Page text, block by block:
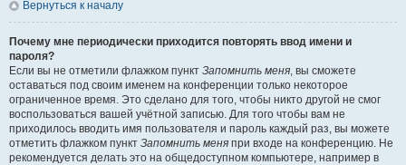
Вернуться к началу
Почему мне периодически приходится повторять ввод имени и
пароля?
Если вы не отметили флажком пункт Запомнить меня, вы сможете
оставаться под своим именем на конференции только некоторое
ограниченное время. Это сделано для того, чтобы никто другой не смог
воспользоваться вашей учётной записью. Для того чтобы вам не
приходилось вводить имя пользователя и пароль каждый раз, вы можете
отметить флажком пункт Запомнить меня при входе на конференцию. Не
рекомендуется делать это на общедоступном компьютере, например в